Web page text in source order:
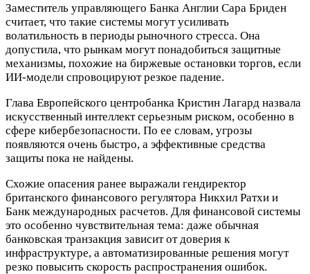
Заместитель управляющего Банка Англии Сара Бриден
считает, что такие системы могут усиливать
волатильность в периоды рыночного стресса. Она
допустила, что рынкам могут понадобиться защитные
механизмы, похожие на биржевые остановки торгов, если
ИИ-модели спровоцируют резкое падение.
Глава Европейского центробанка Кристин Лагард назвала
искусственный интеллект серьезным риском, особенно в
сфере кибербезопасности. По ее словам, угрозы
появляются очень быстро, а эффективные средства
защиты пока не найдены.
Схожие опасения ранее выражали гендиректор
британского финансового регулятора Никхил Ратхи и
Банк международных расчетов. Для финансовой системы
это особенно чувствительная тема: даже обычная
банковская транзакция зависит от доверия к
инфраструктуре, а автоматизированные решения могут
резко повысить скорость распространения ошибок.